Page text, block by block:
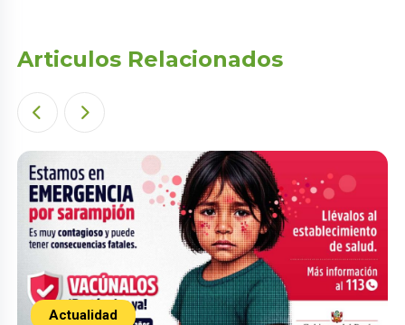
Articulos Relacionados
Actualidad